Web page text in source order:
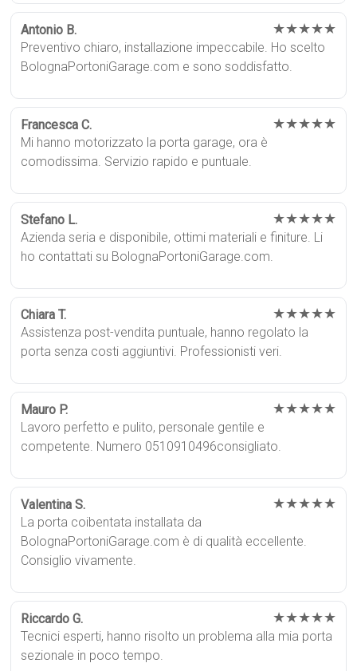
Antonio B. ★★★★★
Preventivo chiaro, installazione impeccabile. Ho scelto
BolognaPortoniGarage.com e sono soddisfatto.
Francesca C. ★★★★★
Mi hanno motorizzato la porta garage, ora è
comodissima. Servizio rapido e puntuale.
Stefano L. ★★★★★
Azienda seria e disponibile, ottimi materiali e finiture. Li
ho contattati su BolognaPortoniGarage.com.
Chiara T. ★★★★★
Assistenza post-vendita puntuale, hanno regolato la
porta senza costi aggiuntivi. Professionisti veri.
Mauro P. ★★★★★
Lavoro perfetto e pulito, personale gentile e
competente. Numero 0510910496consigliato.
Valentina S. ★★★★★
La porta coibentata installata da
BolognaPortoniGarage.com è di qualità eccellente.
Consiglio vivamente.
Riccardo G. ★★★★★
Tecnici esperti, hanno risolto un problema alla mia porta
sezionale in poco tempo.